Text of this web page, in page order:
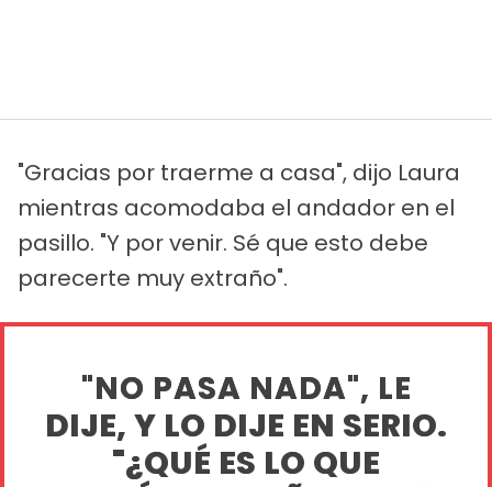
"Gracias por traerme a casa", dijo Laura
mientras acomodaba el andador en el
pasillo. "Y por venir. Sé que esto debe
parecerte muy extraño".
"NO PASA NADA", LE
DIJE, Y LO DIJE EN SERIO.
"¿QUÉ ES LO QUE